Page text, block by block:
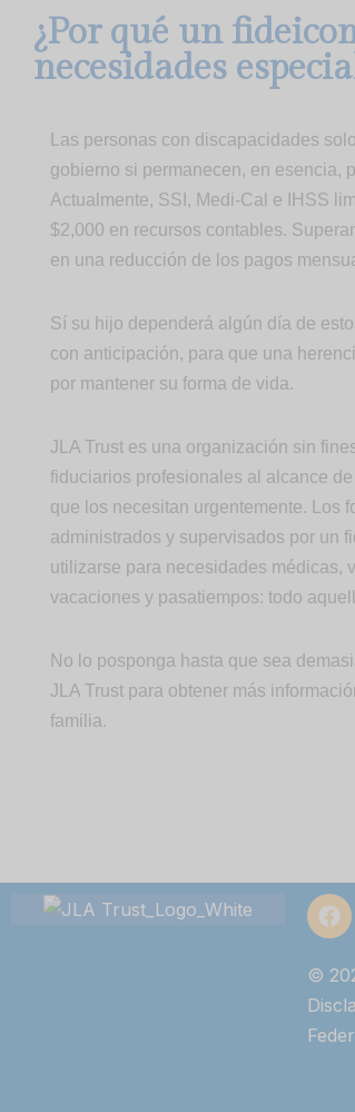
¿Por qué un
necesidades
Las personas con discapacidades
gobierno si permanecen, en esencia,
Actualmente, SSI, Medi-Cal e IHSS
$2,000 en recursos contables.
en una reducción de los pagos
Sí su hijo dependerá algún día de
con anticipación, para que una
por mantener su forma de vida.
JLA Trust es una organización sin
fiduciarios profesionales al alcance
que los necesitan urgentemente. Los
administrados y supervisados por un
utilizarse para necesidades médicas,
vacaciones y pasatiempos: todo
No lo posponga hasta que sea
JLA Trust para obtener más
familia.
©